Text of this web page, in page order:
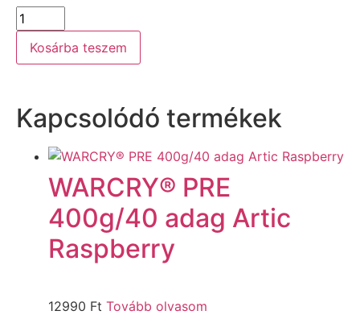
Kosárba teszem
Kapcsolódó termékek
WARCRY® PRE
400g/40 adag Artic
Raspberry
12990 Ft Tovább olvasom